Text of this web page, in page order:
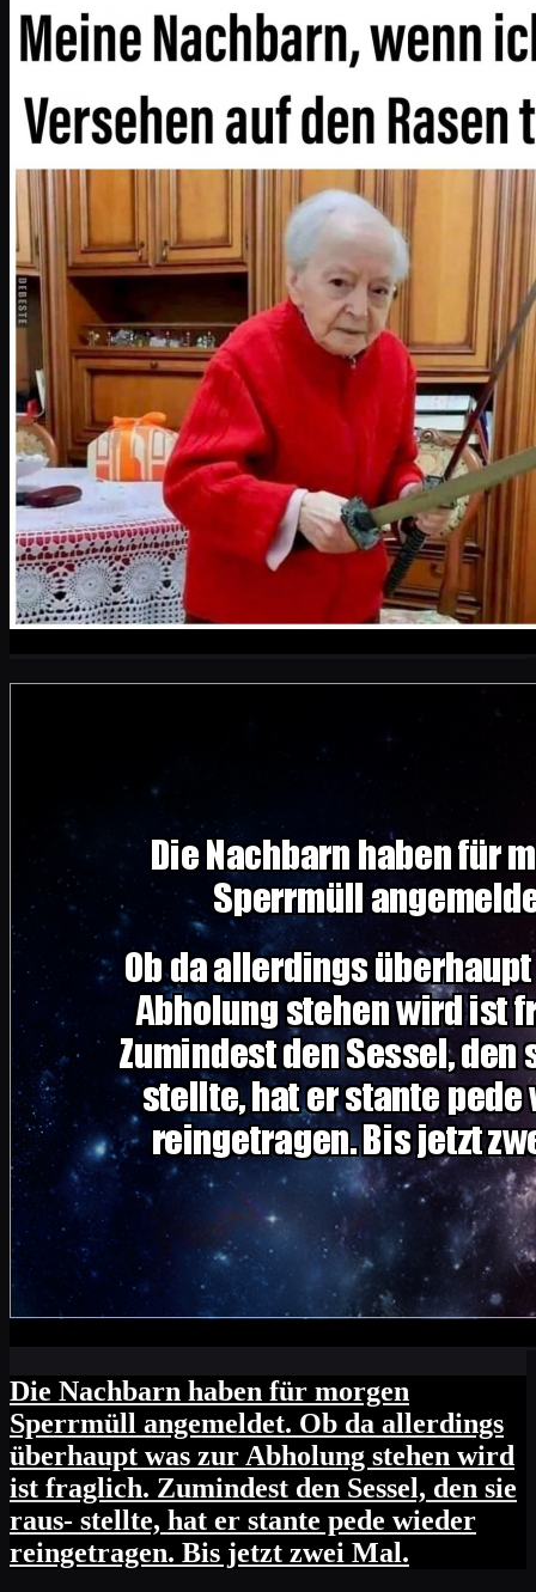
Die Nachbarn haben für morgen
Sperrmüll angemeldet. Ob da allerdings
überhaupt was zur Abholung stehen wird
ist fraglich. Zumindest den Sessel, den sie
raus- stellte, hat er stante pede wieder
reingetragen. Bis jetzt zwei Mal.